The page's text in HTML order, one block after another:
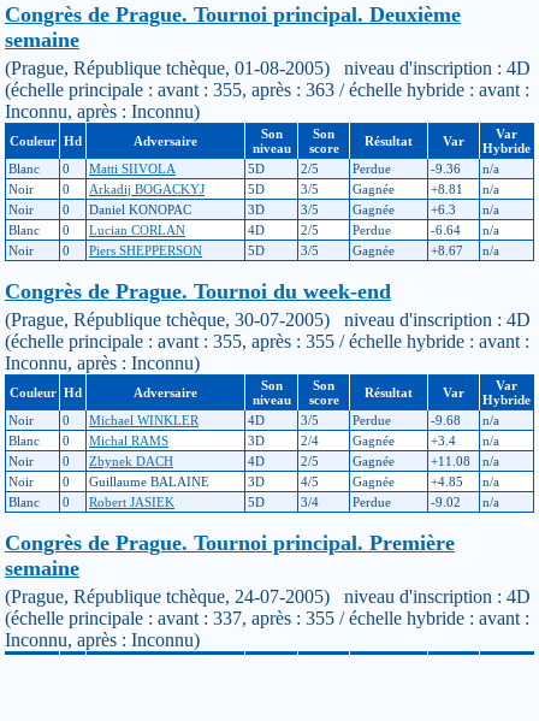
Congrès de Prague. Tournoi principal. Deuxième
semaine
(Prague, République tchèque, 01-08-2005) niveau d'inscription : 4D
(échelle principale : avant : 355, après : 363 / échelle hybride : avant :
Inconnu, après : Inconnu)
Couleur Hd Adversaire
Son
niveau
Son
score
Résultat Var
Var
Hybride
Blanc
0 Matti SIIVOLA 5D 2/5 Perdue -9.36
n/a
Noir
0 Arkadij BOGACKYJ 5D 3/5 Gagnée +8.81
n/a
Noir
0 Daniel KONOPAC 3D 3/5 Gagnée +6.3
n/a
Blanc
0 Lucian CORLAN 4D 2/5 Perdue -6.64
n/a
Noir
0 Piers SHEPPERSON 5D 3/5 Gagnée +8.67 n/a
Congrès de Prague. Tournoi du week-end
(Prague, République tchèque, 30-07-2005) niveau d'inscription : 4D
(échelle principale : avant : 355, après : 355 / échelle hybride : avant :
Inconnu, après : Inconnu)
Couleur Hd Adversaire
Son
niveau
Son
score
Résultat Var
Var
Hybride
Noir
0 Michael WINKLER 4D 3/5 Perdue -9.68
n/a
Blanc
0 Michal RAMS 3D 2/4 Gagnée +3.4
n/a
Noir
0 Zbynek DACH 4D 2/5 Gagnée +11.08
n/a
Noir
0 Guillaume BALAINE 3D 4/5 Gagnée +4.85
n/a
Blanc
0 Robert JASIEK 5D 3/4 Perdue -9.02 n/a
Congrès de Prague. Tournoi principal. Première
semaine
(Prague, République tchèque, 24-07-2005) niveau d'inscription : 4D
(échelle principale : avant : 337, après : 355 / échelle hybride : avant :
Inconnu, après : Inconnu)